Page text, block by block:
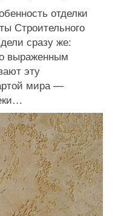
отделки
Строительного
сразу же:
выраженным
эту
мира —